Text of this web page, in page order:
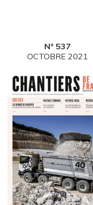
N° 537
OCTOBRE 2021